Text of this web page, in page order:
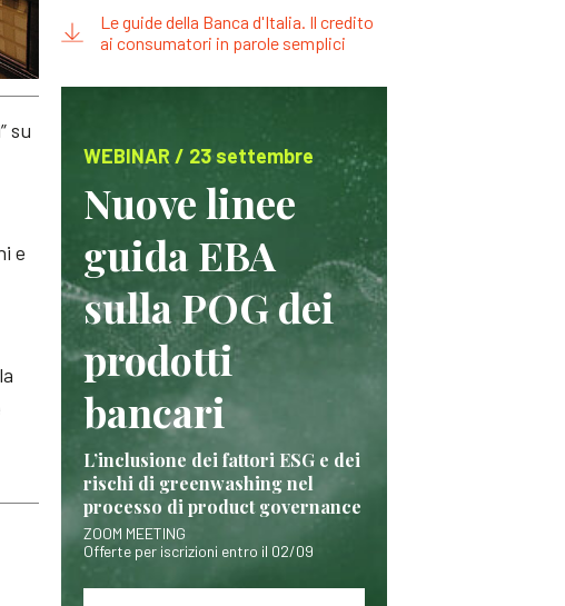
su
e
Le guide della Banca d'Italia. Il credito
ai consumatori in parole semplici
WEBINAR / 23 settembre
Nuove linee
guida EBA
sulla POG dei
prodotti
bancari
L’inclusione dei fattori ESG e dei
rischi di greenwashing nel
processo di product governance
ZOOM MEETING
Offerte per iscrizioni entro il 02/09